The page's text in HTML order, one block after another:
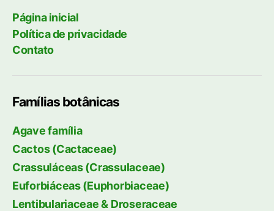
Página inicial
Política de privacidade
Contato
Famílias botânicas
Agave família
Cactos (Cactaceae)
Crassuláceas (Crassulaceae)
Euforbiáceas (Euphorbiaceae)
Lentibulariaceae & Droseraceae